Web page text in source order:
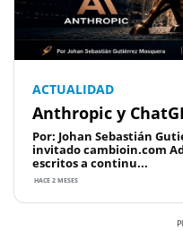
ACTUALIDAD
Anthropic y
Por: Johan Sebastián
invitado cambioin.com
escritos a continu...
HACE 2 MESES